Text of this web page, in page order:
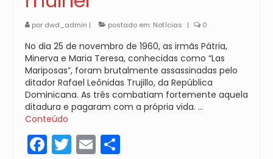
por dwd_admin | postado em: Notícias | 0
No dia 25 de novembro de 1960, as irmãs Pátria,
Minerva e Maria Teresa, conhecidas como “Las
Mariposas”, foram brutalmente assassinadas pelo
ditador Rafael Leônidas Trujillo, da República
Dominicana. As três combatiam fortemente aquela
ditadura e pagaram com a própria vida. …
Conteúdo
Facebook
Twitter
Email